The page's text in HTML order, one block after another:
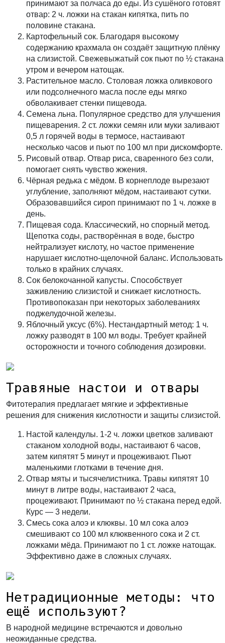
принимают за полчаса до еды. Из сушёного готовят
отвар: 2 ч. ложки на стакан кипятка, пить по
половине стакана.
Картофельный сок. Благодаря высокому
содержанию крахмала он создаёт защитную плёнку
на слизистой. Свежевыжатый сок пьют по ½ стакана
утром и вечером натощак.
Растительное масло. Столовая ложка оливкового
или подсолнечного масла после еды мягко
обволакивает стенки пищевода.
Семена льна. Популярное средство для улучшения
пищеварения. 2 ст. ложки семян или муки заливают
0,5 л горячей воды в термосе, настаивают
несколько часов и пьют по 100 мл при дискомфорте.
Рисовый отвар. Отвар риса, сваренного без соли,
помогает снять чувство жжения.
Чёрная редька с мёдом. В корнеплоде вырезают
углубление, заполняют мёдом, настаивают сутки.
Образовавшийся сироп принимают по 1 ч. ложке в
день.
Пищевая сода. Классический, но спорный метод.
Щепотка соды, растворённая в воде, быстро
нейтрализует кислоту, но частое применение
нарушает кислотно-щелочной баланс. Использовать
только в крайних случаях.
Сок белокочанной капусты. Способствует
заживлению слизистой и снижает кислотность.
Противопоказан при некоторых заболеваниях
поджелудочной железы.
Яблочный уксус (6%). Нестандартный метод: 1 ч.
ложку разводят в 100 мл воды. Требует крайней
осторожности и точного соблюдения дозировки.
Травяные настои и отвары
Фитотерапия предлагает мягкие и эффективные
решения для снижения кислотности и защиты слизистой.
Настой календулы. 1-2 ч. ложки цветков заливают
стаканом холодной воды, настаивают 6 часов,
затем кипятят 5 минут и процеживают. Пьют
маленькими глотками в течение дня.
Отвар мяты и тысячелистника. Травы кипятят 10
минут в литре воды, настаивают 2 часа,
процеживают. Принимают по ½ стакана перед едой.
Курс — 3 недели.
Смесь сока алоэ и клюквы. 10 мл сока алоэ
смешивают со 100 мл клюквенного сока и 2 ст.
ложками мёда. Принимают по 1 ст. ложке натощак.
Эффективно даже в сложных случаях.
Нетрадиционные методы: что
ещё используют?
В народной медицине встречаются и довольно
неожиданные средства.